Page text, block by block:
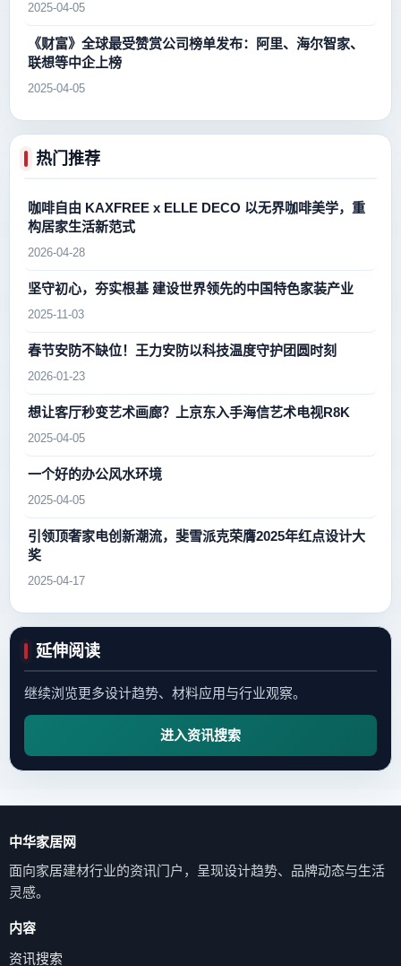
2025-04-05
《财富》全球最受赞赏公司榜单发布：阿里、海尔智家、
联想等中企上榜
2025-04-05
热门推荐
咖啡自由 KAXFREE x ELLE DECO 以无界咖啡美学，重
构居家生活新范式
2026-04-28
坚守初心，夯实根基 建设世界领先的中国特色家装产业
2025-11-03
春节安防不缺位！王力安防以科技温度守护团圆时刻
2026-01-23
想让客厅秒变艺术画廊？上京东入手海信艺术电视R8K
2025-04-05
一个好的办公风水环境
2025-04-05
引领顶奢家电创新潮流，斐雪派克荣膺2025年红点设计大
奖
2025-04-17
延伸阅读
继续浏览更多设计趋势、材料应用与行业观察。
进入资讯搜索
中华家居网
面向家居建材行业的资讯门户，呈现设计趋势、品牌动态与生活
灵感。
内容
资讯搜索